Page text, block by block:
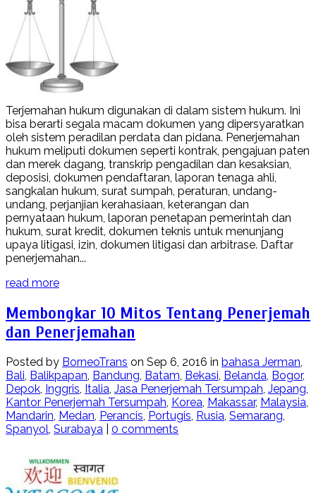
Terjemahan hukum digunakan di dalam sistem hukum. Ini
bisa berarti segala macam dokumen yang dipersyaratkan
oleh sistem peradilan perdata dan pidana. Penerjemahan
hukum meliputi dokumen seperti kontrak, pengajuan paten
dan merek dagang, transkrip pengadilan dan kesaksian,
deposisi, dokumen pendaftaran, laporan tenaga ahli,
sangkalan hukum, surat sumpah, peraturan, undang-
undang, perjanjian kerahasiaan, keterangan dan
pernyataan hukum, laporan penetapan pemerintah dan
hukum, surat kredit, dokumen teknis untuk menunjang
upaya litigasi, izin, dokumen litigasi dan arbitrase. Daftar
penerjemahan...
read more
Membongkar 10 Mitos Tentang Penerjemah
dan Penerjemahan
Posted by BorneoTrans on Sep 6, 2016 in bahasa Jerman,
Bali, Balikpapan, Bandung, Batam, Bekasi, Belanda, Bogor,
Depok, Inggris, Italia, Jasa Penerjemah Tersumpah, Jepang,
Kantor Penerjemah Tersumpah, Korea, Makassar, Malaysia,
Mandarin, Medan, Perancis, Portugis, Rusia, Semarang,
Spanyol, Surabaya 0 comments